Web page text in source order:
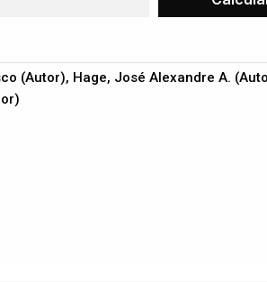
(Autor), Hage, José Alexandre A.